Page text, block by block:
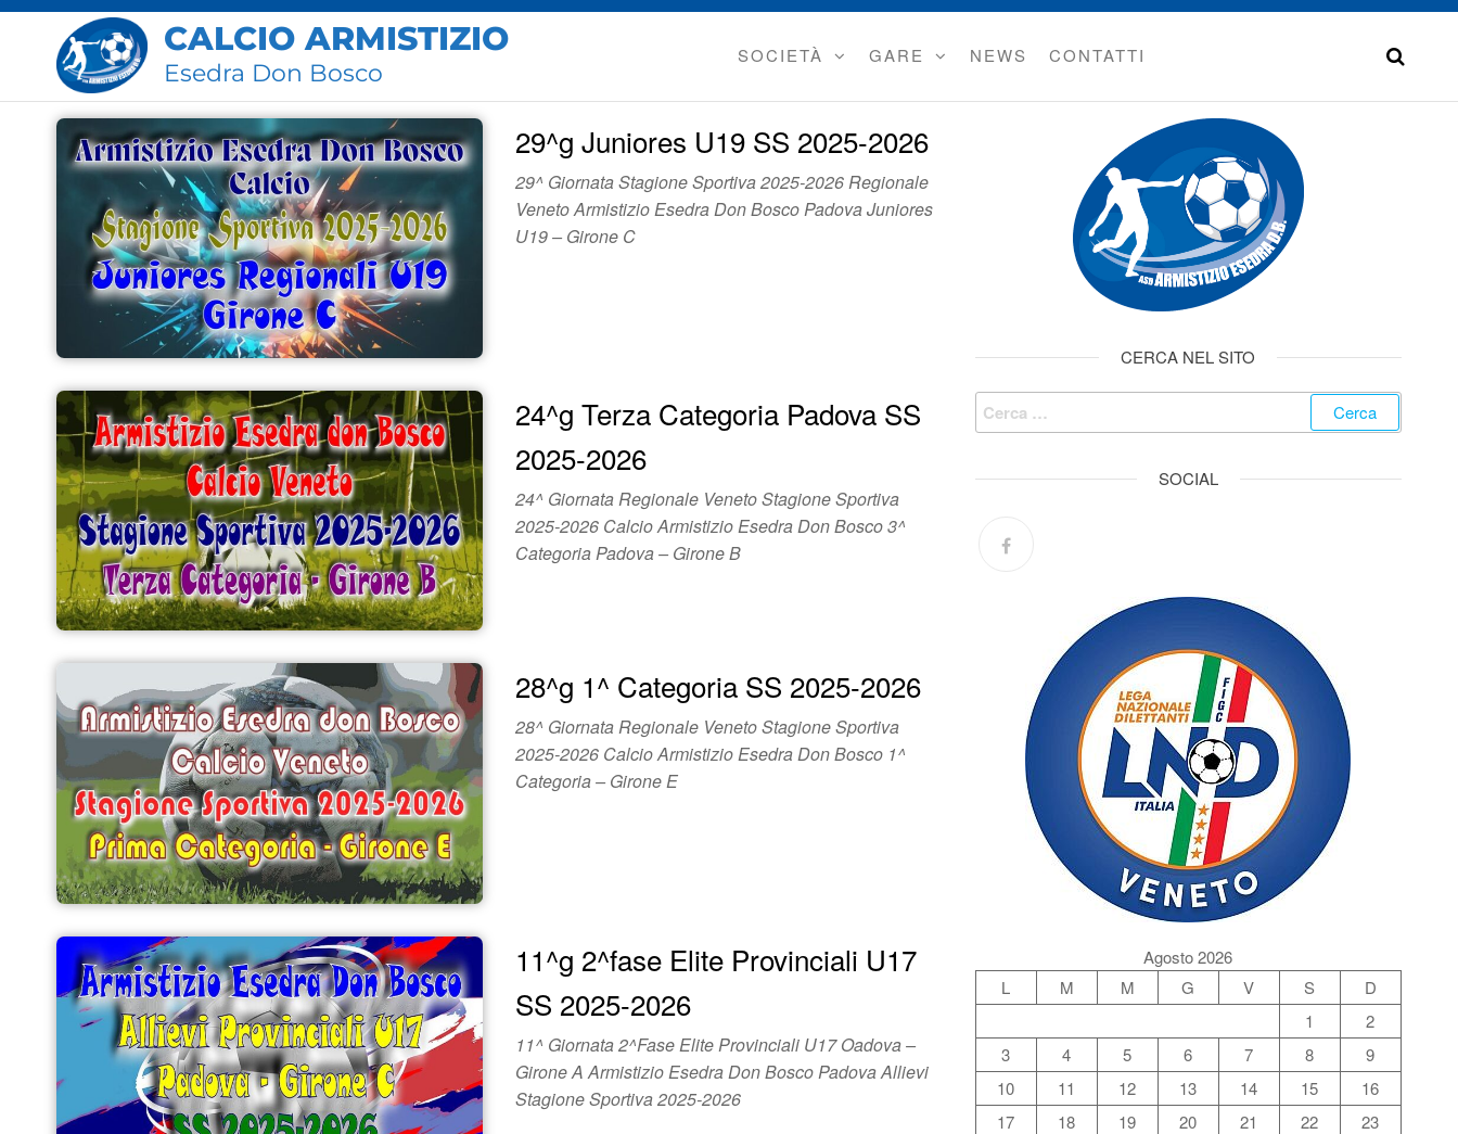
CALCIO ARMISTIZIO
Esedra Don Bosco
SOCIETÀ GARE NEWS CONTATTI
29^g Juniores U19 SS 2025-2026
29^ Giornata Stagione Sportiva 2025-2026 Regionale
Veneto Armistizio Esedra Don Bosco Padova Juniores
U19 – Girone C
24^g Terza Categoria Padova SS
2025-2026
24^ Giornata Regionale Veneto Stagione Sportiva
2025-2026 Calcio Armistizio Esedra Don Bosco 3^
Categoria Padova – Girone B
28^g 1^ Categoria SS 2025-2026
28^ Giornata Regionale Veneto Stagione Sportiva
2025-2026 Calcio Armistizio Esedra Don Bosco 1^
Categoria – Girone E
11^g 2^fase Elite Provinciali U17
SS 2025-2026
11^ Giornata 2^Fase Elite Provinciali U17 Oadova –
Girone A Armistizio Esedra Don Bosco Padova Allievi
Stagione Sportiva 2025-2026
CERCA NEL SITO
SOCIAL
Agosto 2026
L
M M G V S
D
1
2
3
4 5 6 7 8
9
10
11 12 13 14 15
16
17
18 19 20 21 22
23